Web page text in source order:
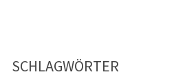
SCHLAGWÖRTER